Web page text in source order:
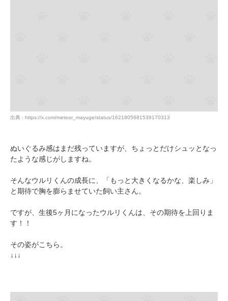
出典 : https://x.com/meteor_mayuge/status/1621805681539170313
ぬいぐるみ感はまだ残っていますが、ちょっとだけシュッとなっ
たような感じがしますね。
そんなウルリくんの成長に、「もっと大きくなるかな、楽しみ」
と期待で胸を膨らませていた飼い主さん。
ですが、生後5ヶ月になったウルリくんは、その期待を上回りま
す！！
その姿がこちら。
↓↓↓